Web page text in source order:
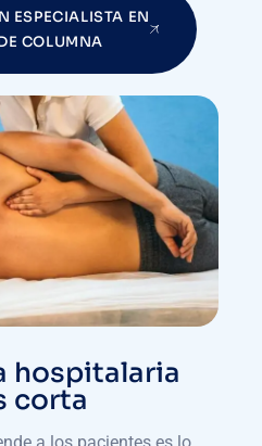
ESPECIALISTA EN
COLUMNA
hospitalaria
corta
a los pacientes es lo